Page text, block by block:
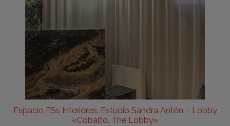
Espacio ESs Interiores. Estudio Sandra Antón – Lobby
«Cobalto. The Lobby»